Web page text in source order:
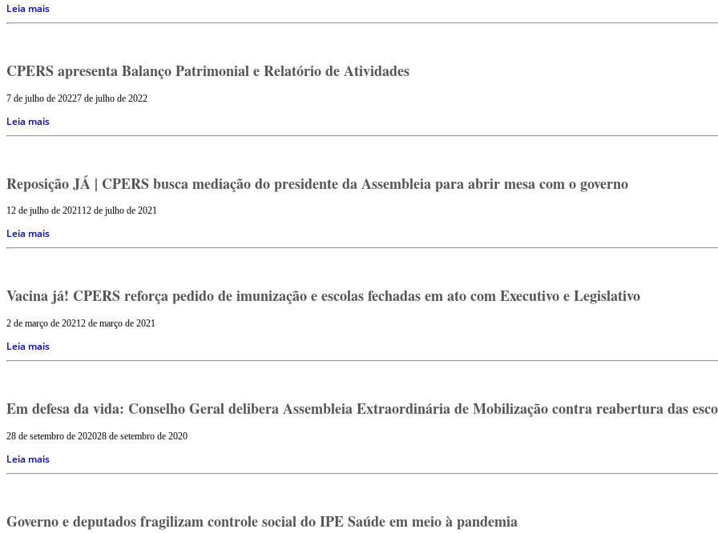
Leia mais
CPERS apresenta Balanço Patrimonial e Relatório de Atividades
7 de julho de 20227 de julho de 2022
Leia mais
Reposição JÁ | CPERS busca mediação do presidente da Assembleia para abrir mesa com o governo
12 de julho de 202112 de julho de 2021
Leia mais
Vacina já! CPERS reforça pedido de imunização e escolas fechadas em ato com Executivo e Legislativo
2 de março de 20212 de março de 2021
Leia mais
Em defesa da vida: Conselho Geral delibera Assembleia Extraordinária de Mobilização contra reabertura das
28 de setembro de 202028 de setembro de 2020
Leia mais
Governo e deputados fragilizam controle social do IPE Saúde em meio à pandemia